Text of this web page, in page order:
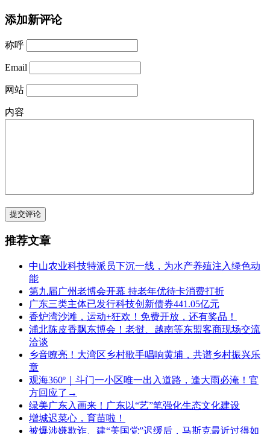
添加新评论
称呼
Email
网站
内容
提交评论
推荐文章
中山农业科技特派员下沉一线，为水产养殖注入绿色动
能
第九届广州老博会开幕 持老年优待卡消费打折
广东三类主体已发行科技创新债券441.05亿元
香炉湾沙滩，运动+狂欢！免费开放，还有奖品！
浦北陈皮香飘东博会！老挝、越南等东盟客商现场交流
洽谈
乡音嘹亮！大湾区乡村歌手唱响黄埔，共谱乡村振兴乐
章
观海360º｜斗门一小区唯一出入道路，逢大雨必淹！官
方回应了→
绿美广东入画来！广东以“艺”笔强化生态文化建设
增城迟菜心，育苗啦！
被爆涉嫌欺诈、建“美国党”迟缓后，马斯克最近过得如